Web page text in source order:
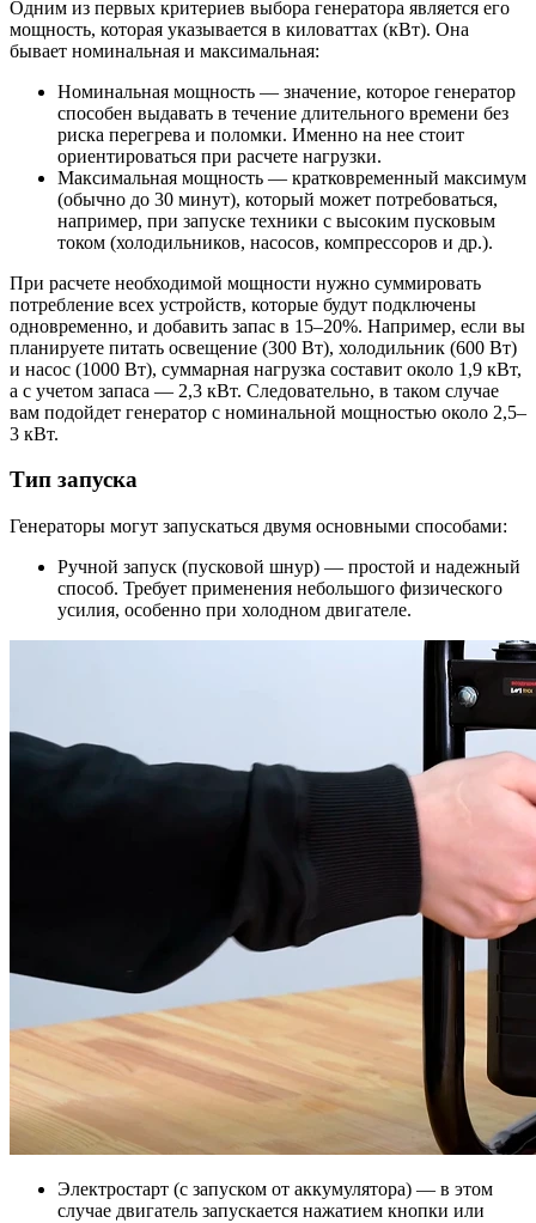
Одним из первых критериев выбора генератора является его
мощность, которая указывается в киловаттах (кВт). Она
бывает номинальная и максимальная:
Номинальная мощность — значение, которое генератор
способен выдавать в течение длительного времени без
риска перегрева и поломки. Именно на нее стоит
ориентироваться при расчете нагрузки.
Максимальная мощность — кратковременный максимум
(обычно до 30 минут), который может потребоваться,
например, при запуске техники с высоким пусковым
током (холодильников, насосов, компрессоров и др.).
При расчете необходимой мощности нужно суммировать
потребление всех устройств, которые будут подключены
одновременно, и добавить запас в 15–20%. Например, если вы
планируете питать освещение (300 Вт), холодильник (600 Вт)
и насос (1000 Вт), суммарная нагрузка составит около 1,9 кВт,
а с учетом запаса — 2,3 кВт. Следовательно, в таком случае
вам подойдет генератор с номинальной мощностью около 2,5–
3 кВт.
Тип запуска
Генераторы могут запускаться двумя основными способами:
Ручной запуск (пусковой шнур) — простой и надежный
способ. Требует применения небольшого физического
усилия, особенно при холодном двигателе.
Электростарт (с запуском от аккумулятора) — в этом
случае двигатель запускается нажатием кнопки или